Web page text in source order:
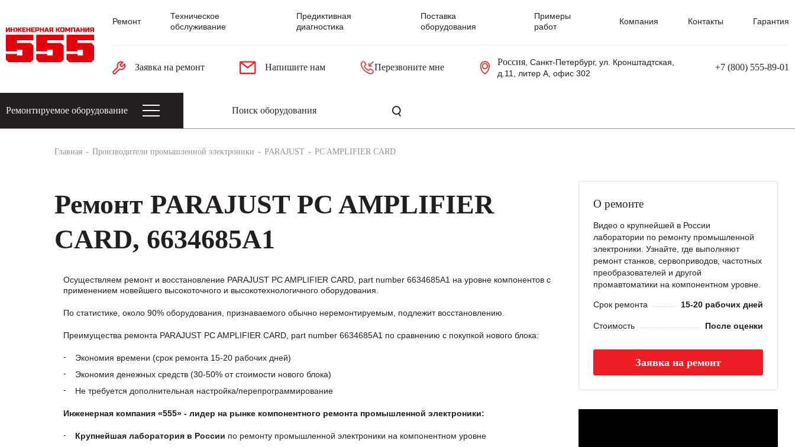
Ремонт
Техническое
обслуживание
Предиктивная
диагностика
Поставка
оборудования
Примеры
работ
Компания Контакты Гарантия
Заявка на ремонт Напишите нам Перезвоните мне
Россия, Санкт-Петербург, ул. Кронштадтская,
д.11, литер А, офис 302
+7 (800) 555-89-01
Ремонтируемое оборудование
Главная Производители промышленной электроники PARAJUST PC AMPLIFIER CARD
Ремонт PARAJUST PC AMPLIFIER
CARD, 6634685A1
Осуществляем ремонт и восстановление PARAJUST PC AMPLIFIER CARD, part number 6634685A1 на уровне компонентов с
применением новейшего высокоточного и высокотехнологичного оборудования.
По статистике, около 90% оборудования, признаваемого обычно неремонтируемым, подлежит восстановлению.
Преимущества ремонта PARAJUST PC AMPLIFIER CARD, part number 6634685A1 по сравнению с покупкой нового блока:
Экономия времени (срок ремонта 15-20 рабочих дней)
Экономия денежных средств (30-50% от стоимости нового блока)
Не требуется дополнительная настройка/перепрограммирование
Инженерная компания «555» - лидер на рынке компонентного ремонта промышленной электроники:
Крупнейшая лаборатория в России по ремонту промышленной электроники на компонентном уровне
О ремонте
Видео о крупнейшей в России
лаборатории по ремонту промышленной
электроники. Узнайте, где выполняют
ремонт станков, сервоприводов, частотных
преобразователей и другой
промавтоматики на компонентном уровне.
Срок ремонта 15-20 рабочих дней
Стоимость После оценки
Заявка на ремонт